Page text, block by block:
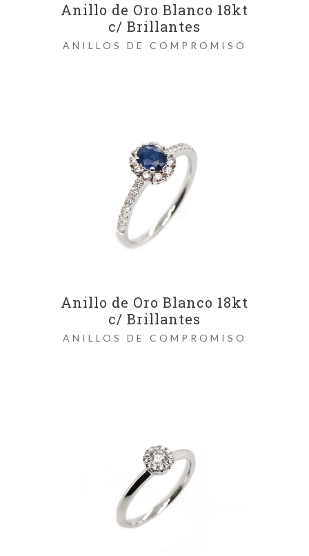
Anillo de Oro Blanco 18kt
c/ Brillantes
ANILLOS DE COMPROMISO
Anillo de Oro Blanco 18kt
c/ Brillantes
ANILLOS DE COMPROMISO